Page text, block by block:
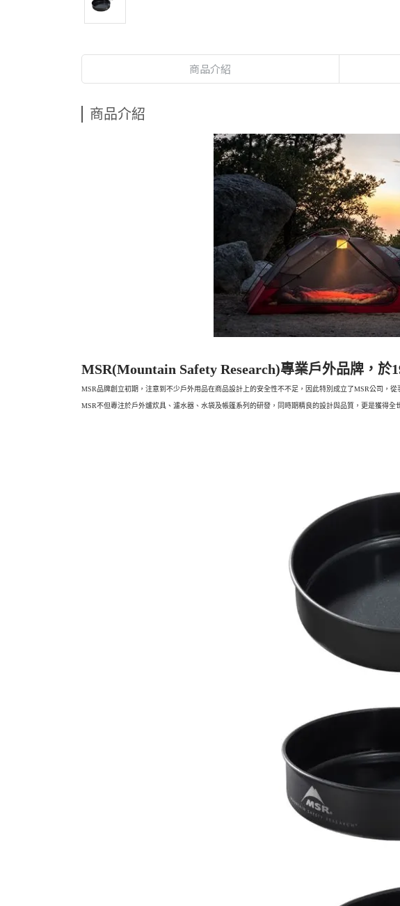
商品介紹
商品介紹
MSR(Mountain Safety Research)專業戶外品牌，
MSR品牌創立初期，注意到不少戶外用品在商品設計上的安全性不不足，因此特別成立了MSR公司，
MSR不但專注於戶外爐炊具、濾水器、水袋及帳篷系列的研發，同時期精良的設計與品質，更是獲得